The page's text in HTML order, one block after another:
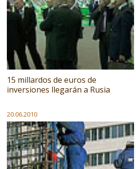
15 millardos de euros de
inversiones llegarán a Rusia
20.06.2010